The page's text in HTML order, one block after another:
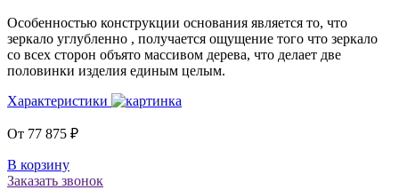
Особенностью конструкции основания является то, что
зеркало углубленно , получается ощущение того что зеркало
со всех сторон объято массивом дерева, что делает две
половинки изделия единым целым.
Характеристики
От 77 875 ₽
В корзину
Заказать звонок